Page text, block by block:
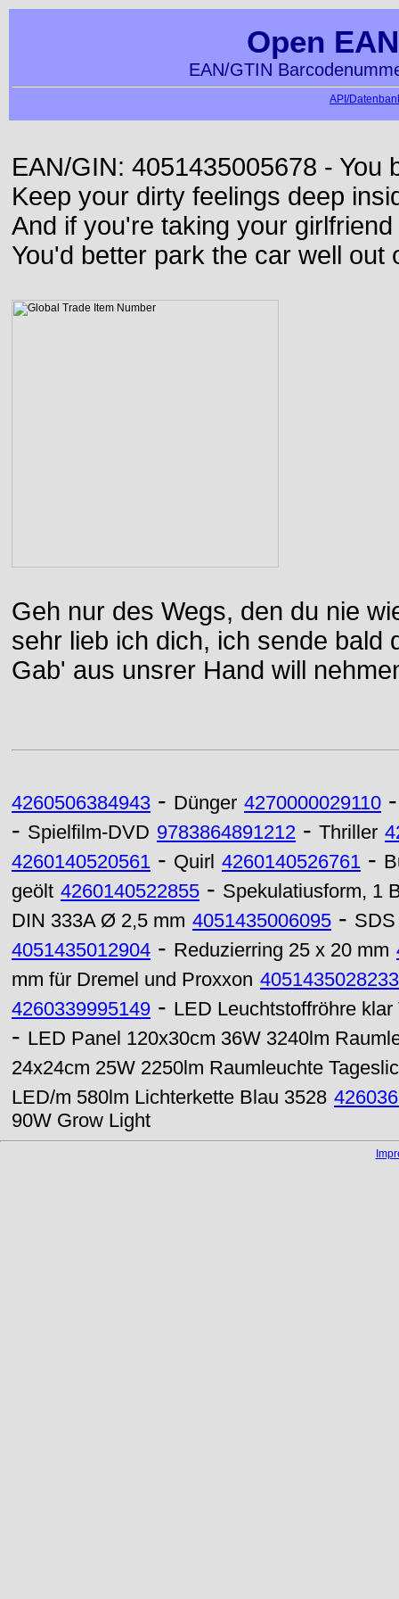
Open
EAN/GTIN
API/
EAN/GIN: 4051435005678 - You
Keep your dirty feelings deep
And if you're taking your
You'd better park the car well out
Geh nur des Wegs, den du nie
sehr lieb ich dich, ich sende bald
Gab' aus unsrer Hand will
4260506384943 - Dünger 4270000029110
- Spielfilm-DVD 9783864891212 - Thriller
4260140520561 - Quirl 4260140526761 -
geölt 4260140522855 - Spekulatiusform, 1
DIN 333A Ø 2,5 mm 4051435006095 -
4051435012904 - Reduzierring 25 x 20 mm
mm für Dremel und Proxxon 4051435028233
4260339995149 - LED Leuchtstoffröhre
- LED Panel 120x30cm 36W 3240lm
24x24cm 25W 2250lm Raumleuchte
LED/m 580lm Lichterkette Blau 3528
90W Grow Light